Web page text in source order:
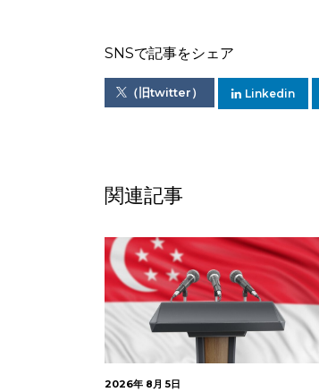
SNSで記事をシェア
（旧twitter） Linkedin
関連記事
2026年 8月 5日